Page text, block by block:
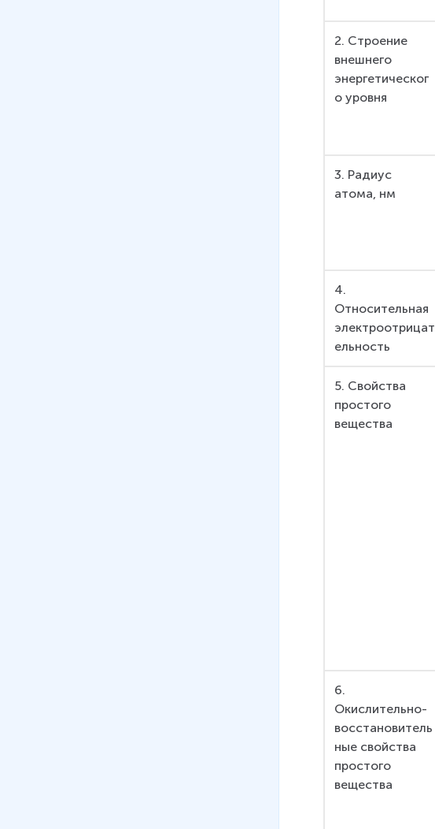
2. Строение
внешнего
энергетическог
о уровня
3. Радиус
атома, нм
4.
Относительная
электроотрицат
ельность
5. Свойства
простого
вещества
6.
Окислительно-
восстановитель
ные свойства
простого
вещества